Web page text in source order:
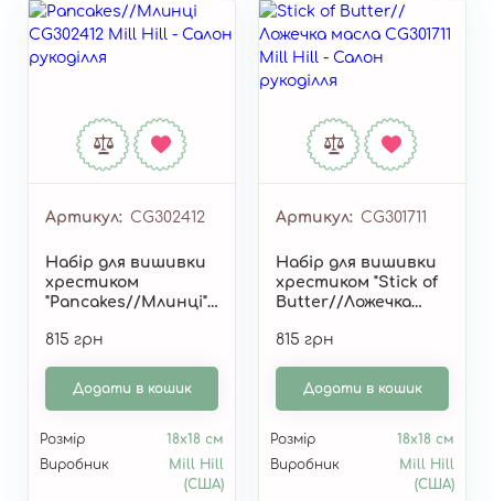
Артикул CG302412
Набір для вишивки
хрестиком
"Pancakes//Млинці"
815 грн
Додати в кошик
Розмір
18х18 см
Виробник
Mill Hill
(США)
Артикул CG301711
Набір для вишивки
хрестиком "Stick of
Butter//Ложечка
815 грн
Додати в кошик
Розмір
18х18 см
Виробник
Mill Hill
(США)